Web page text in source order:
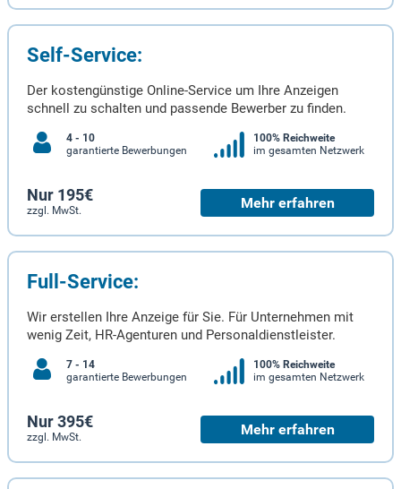
Self-Service:
Der kostengünstige Online-Service um Ihre Anzeigen
schnell zu schalten und passende Bewerber zu finden.
4 - 10
garantierte Bewerbungen
100% Reichweite
im gesamten Netzwerk
Nur 195€
zzgl. MwSt. Mehr erfahren
Full-Service:
Wir erstellen Ihre Anzeige für Sie. Für Unternehmen mit
wenig Zeit, HR-Agenturen und Personaldienstleister.
7 - 14
garantierte Bewerbungen
100% Reichweite
im gesamten Netzwerk
Nur 395€
zzgl. MwSt. Mehr erfahren